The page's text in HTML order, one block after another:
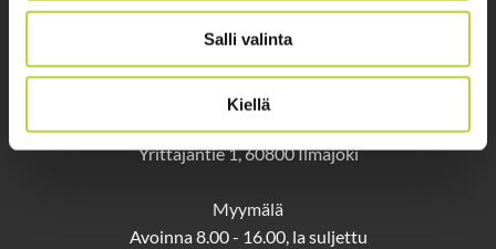
Salli valinta
Kiellä
OTA YHTEYTTÄ
Hautala Service / Oikea Konekauppa Pro Oy
Yrittäjäntie 1, 60800 Ilmajoki
Myymälä
Avoinna 8.00 - 16.00, la suljettu